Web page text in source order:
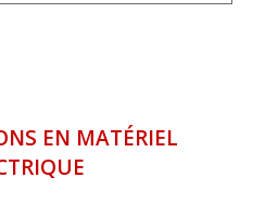
EN MATÉRIEL